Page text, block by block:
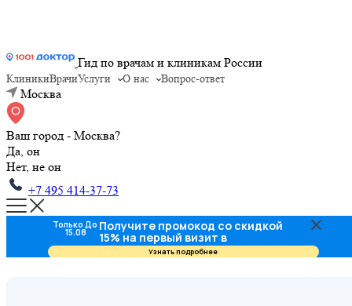
Гид по врачам и клиникам России
КлиникиВрачиУслуги О нас Вопрос-ответ
Москва
Ваш город - Москва?
Да, он
Нет, не он
+7 495 414-37-73
Только До
15.08 Получите промокод со скидкой
15% на первый визит в
стоматологию
Узнать подробнее